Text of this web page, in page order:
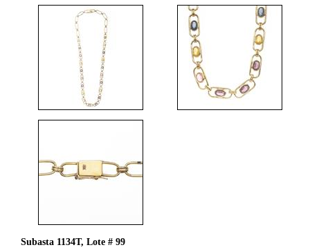
Subasta 1134T, Lote # 99